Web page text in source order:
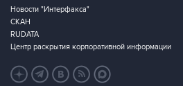
Новости "Интерфакса"
СКАН
RUDATA
Центр раскрытия корпоративной информации